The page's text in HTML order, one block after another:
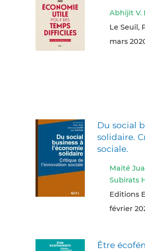
Abhijit V.
Le Seuil,
mars
Du social
solidaire.
sociale.
Maité
Subirats
Editions
février
Être